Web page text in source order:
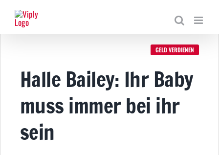
Inhalt
springen
GELD VERDIENEN
Halle Bailey: Ihr Baby
muss immer bei ihr
sein